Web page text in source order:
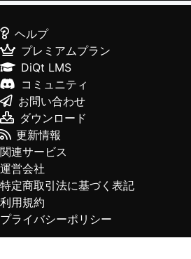
ヘルプ
プレミアムプラン
DiQt LMS
コミュニティ
お問い合わせ
ダウンロード
更新情報
関連サービス
運営会社
特定商取引法に基づく表記
利用規約
プライバシーポリシー